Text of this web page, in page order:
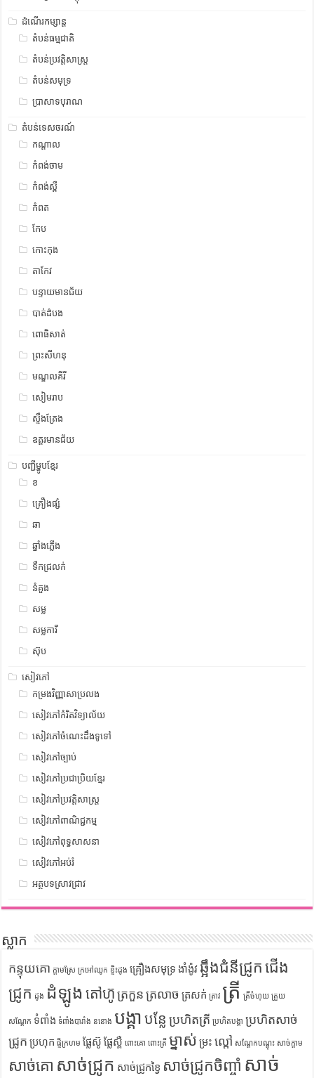
ដំណើរកម្សាន្ត
តំបន់ធម្មជាតិ
តំបន់ប្រវត្តិសាស្រ្ត
តំបន់សមុទ្រ
ប្រាសាទបុរាណ
តំបន់ទេសចរណ៍
កណ្តាល
កំពង់ចាម
កំពង់ស្ពឺ
កំពត
កែប
កោះកុង
តាកែវ
បន្ទាយមានជ័យ
បាត់ដំបង
ពោធិសាត់
ព្រះសីហនុ
មណ្ឌលគីរី
សៀមរាប
ស្ទឹង​​ត្រែង
ឧត្ដរមានជ័យ
បញ្ជីម្ហូបខ្មែរ
ខ
គ្រឿងផ្សំ
ឆា
ឆ្នាំងភ្លើង
ទឹកជ្រលក់
នំគួង
សម្ល
សម្លការី
ស៊ុប
សៀវភៅ
កម្រងវិញ្ញាសាប្រលង
សៀវភៅកំរិតវិទ្យាល័យ
សៀវភៅចំណេះដឹងទូទៅ
សៀវភៅច្បាប់
សៀវភៅប្រជាប្រិយខ្មែរ
សៀវភៅប្រវត្តិសាស្រ្ត
សៀវភៅពាណិជ្ជកម្ម
សៀវភៅពុទ្ធសាសនា
សៀវភៅអប់រំ
អត្ថបទស្រាវជ្រាវ
ស្លាក
កន្ទុយគោ ក្តាមស្រែ ក្រអៅឈូក ខ្ទិះដូង គ្រឿងសមុទ្រ ងាំង៉ូវ ឆ្អឹងជំនីជ្រូក ជើង
ជ្រូក ដូង ដំឡូង តៅហ៊ូ ត្រកួន ត្រលាច ត្រសក់ ត្រាវ ត្រី ត្រីចំហុយ ត្រួយ
សណ្តែក ទំពាំង ទំពាំងបារាំង ននោង បង្គា បន្លែ ប្រហិតត្រី ប្រហិតបង្គា ប្រហិតសាច់
ជ្រូក ប្រហុក ផ្ទីក្រហម ផ្លែស៊ូ ផ្លែស្ពឺ ពោះគោ ពោះត្រី ម្នាស់ ម្រះ ល្ពៅ សណ្តែកបណ្តុះ សាច់ក្តាម
សាច់គោ សាច់ជ្រូក សាច់ជ្រូកខ្វៃ សាច់ជ្រូកចិញ្ចាំ សាច់